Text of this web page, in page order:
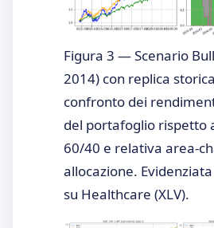
Figura 3 — Scenario
2014) con replica
confronto dei
del portafoglio rispetto
60/40 e relativa area-
allocazione.
su Healthcare (XLV).